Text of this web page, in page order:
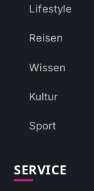
Lifestyle
Reisen
Wissen
Kultur
Sport
SERVICE